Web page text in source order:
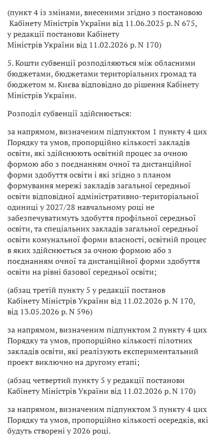
(пункт 4 із змінами, внесеними згідно з постановою
Кабінету Міністрів України від 11.06.2025 р. N 675,
у редакції постанови Кабінету
Міністрів України від 11.02.2026 р. N 170)
5. Кошти субвенції розподіляються між обласними
бюджетами, бюджетами територіальних громад та
бюджетом м. Києва відповідно до рішення Кабінету
Міністрів України.
Розподіл субвенції здійснюється:
за напрямом, визначеним підпунктом 1 пункту 4 цих
Порядку та умов, пропорційно кількості закладів
освіти, які здійснюють освітній процес за очною
формою або з поєднанням очної та дистанційної
форми здобуття освіти і які згідно з планом
формування мережі закладів загальної середньої
освіти відповідної адміністративно-територіальної
одиниці у 2027/28 навчальному році не
забезпечуватимуть здобуття профільної середньої
освіти, та спеціальних закладів загальної середньої
освіти комунальної форми власності, освітній процес
в яких здійснюється за очною формою або з
поєднанням очної та дистанційної форми здобуття
освіти на рівні базової середньої освіти;
(абзац третій пункту 5 у редакції постанов
Кабінету Міністрів України від 11.02.2026 р. N 170,
від 13.05.2026 р. N 596)
за напрямом, визначеним підпунктом 2 пункту 4 цих
Порядку та умов, пропорційно кількості пілотних
закладів освіти, які реалізують експериментальний
проект виключно на другому етапі;
(абзац четвертий пункту 5 у редакції постанови
Кабінету Міністрів України від 11.02.2026 р. N 170)
за напрямом, визначеним підпунктом 3 пункту 4 цих
Порядку та умов, пропорційно кількості осередків, які
будуть створені у 2026 році.